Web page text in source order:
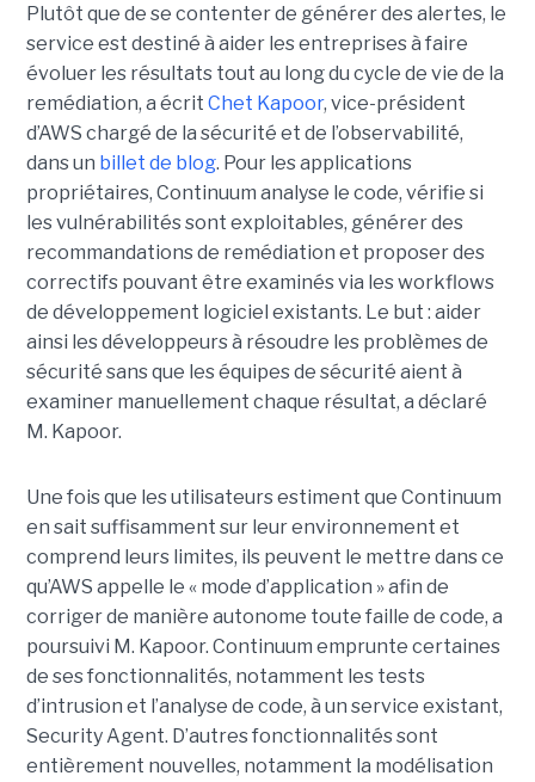
Plutôt que de se contenter de générer des alertes, le
service est destiné à aider les entreprises à faire
évoluer les résultats tout au long du cycle de vie de la
remédiation, a écrit Chet Kapoor, vice-président
d’AWS chargé de la sécurité et de l’observabilité,
dans un billet de blog. Pour les applications
propriétaires, Continuum analyse le code, vérifie si
les vulnérabilités sont exploitables, générer des
recommandations de remédiation et proposer des
correctifs pouvant être examinés via les workflows
de développement logiciel existants. Le but : aider
ainsi les développeurs à résoudre les problèmes de
sécurité sans que les équipes de sécurité aient à
examiner manuellement chaque résultat, a déclaré
M. Kapoor.
Une fois que les utilisateurs estiment que Continuum
en sait suffisamment sur leur environnement et
comprend leurs limites, ils peuvent le mettre dans ce
qu’AWS appelle le « mode d’application » afin de
corriger de manière autonome toute faille de code, a
poursuivi M. Kapoor. Continuum emprunte certaines
de ses fonctionnalités, notamment les tests
d’intrusion et l’analyse de code, à un service existant,
Security Agent. D’autres fonctionnalités sont
entièrement nouvelles, notamment la modélisation